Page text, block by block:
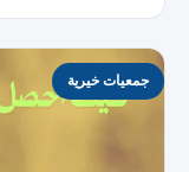
جمعيات خيرية